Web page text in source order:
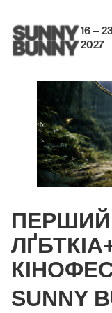
16 —
2027
ПЕРШИЙ
SUNNY